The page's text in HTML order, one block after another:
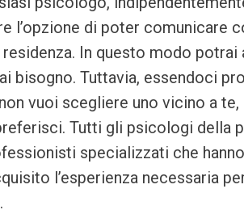
l’opzione di poter comunicare
In questo modo potrai
bisogno. Tuttavia, essendoci
vuoi scegliere uno vicino a te,
Tutti gli psicologi della
specializzati che
l’esperienza necessaria